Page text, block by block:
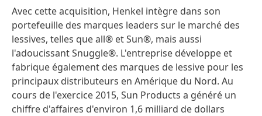
Avec cette acquisition, Henkel intègre dans son
portefeuille des marques leaders sur le marché des
lessives, telles que all® et Sun®, mais aussi
l'adoucissant Snuggle®. L'entreprise développe et
fabrique également des marques de lessive pour les
principaux distributeurs en Amérique du Nord. Au
cours de l'exercice 2015, Sun Products a généré un
chiffre d'affaires d'environ 1,6 milliard de dollars